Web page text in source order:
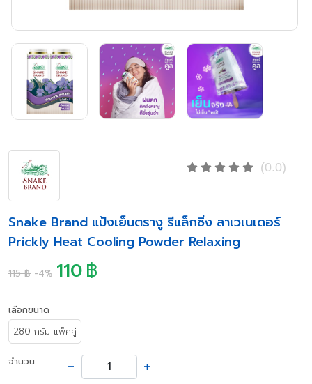
(0.0)
Snake Brand แป้งเย็นตรางู รีแล็กซิ่ง ลาเวเนเดอร์
Prickly Heat Cooling Powder Relaxing
115 ฿ -4% 110฿
เลือกขนาด
280 กรัม แพ็คคู่
จำนวน - +